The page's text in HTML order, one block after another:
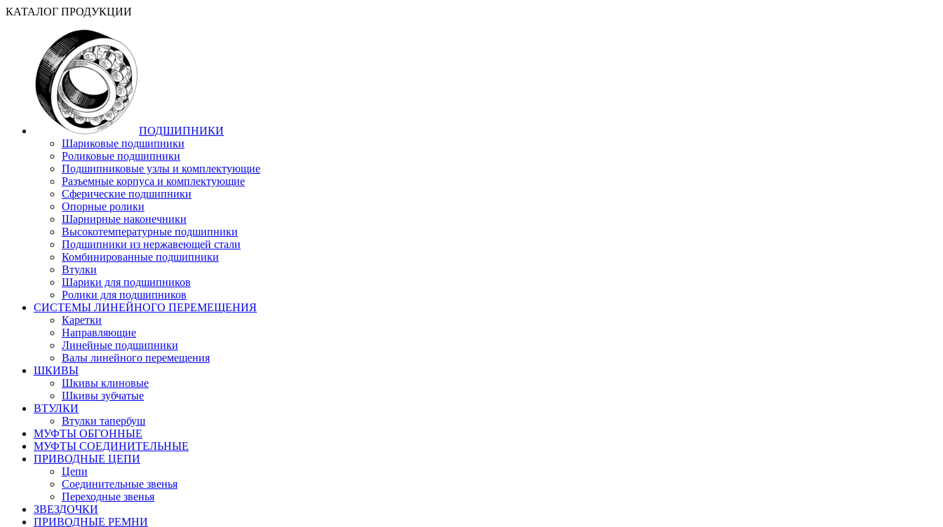
КАТАЛОГ ПРОДУКЦИИ
ПОДШИПНИКИ
Шариковые подшипники
Роликовые подшипники
Подшипниковые узлы и комплектующие
Разъемные корпуса и комплектующие
Сферические подшипники
Опорные ролики
Шарнирные наконечники
Высокотемпературные подшипники
Подшипники из нержавеющей стали
Комбинированные подшипники
Втулки
Шарики для подшипников
Ролики для подшипников
СИСТЕМЫ ЛИНЕЙНОГО ПЕРЕМЕЩЕНИЯ
Каретки
Направляющие
Линейные подшипники
Валы линейного перемещения
ШКИВЫ
Шкивы клиновые
Шкивы зубчатые
ВТУЛКИ
Втулки тапербуш
МУФТЫ ОБГОННЫЕ
МУФТЫ СОЕДИНИТЕЛЬНЫЕ
ПРИВОДНЫЕ ЦЕПИ
Цепи
Соединительные звенья
Переходные звенья
ЗВЕЗДОЧКИ
ПРИВОДНЫЕ РЕМНИ